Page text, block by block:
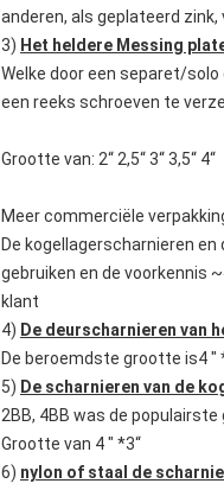
anderen, als geplateerd
3) Het heldere Messing
Welke door een separet/
een reeks schroeven te
Grootte van: 2“ 2,5“ 3“ 3,5“ 4“
Meer commerciële
De kogellagerscharnieren
gebruiken en de voorkennis
klant
4) De deurscharnieren van
De beroemdste grootte is4 "
5) De scharnieren van de
2BB, 4BB was de
Grootte van 4 " *3“
6) nylon of staal de